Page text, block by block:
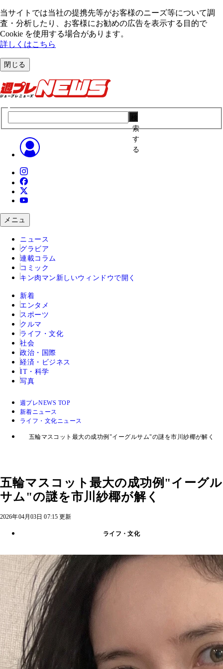
当サイトでは当社の提携先等がお客様のニーズ等について調
査・分析したり、お客様にお勧めの広告を表⽰する⽬的で
Cookie を使⽤する場合があります。
詳しくはこちら
閉じる
索
す
る
メニュ
ニュース
グラビア
連載コラム
コミック
キン肉マン 新しいウィンドウで開く
新着
エンタメ
スポーツ
クルマ
ライフ・文化
社会
政治・国際
経済・ビジネス
IT・科学
写真
週プレNEWS TOP
新着ニュース
ライフ・文化ニュース
五輪マスコット最大の成功例"イーグルサム"の謎を市川紗椰が解く
五輪マスコット最大の成功例"イーグル
サム"の謎を市川紗椰が解く
2026年04月03日 07:15 更新
ライフ・文化